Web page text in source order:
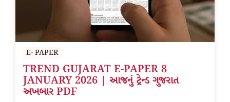
E- PAPER
TREND GUJARAT E-PAPER 8
JANUARY 2026 | આજનું ટ્રેન્ડ ગુજરાત
અખબાર PDF